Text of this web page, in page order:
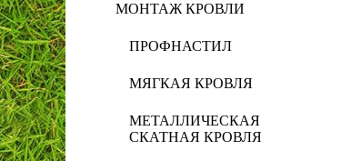
МОНТАЖ КРОВЛИ
ПРОФНАСТИЛ
МЯГКАЯ КРОВЛЯ
МЕТАЛЛИЧЕСКАЯ
СКАТНАЯ КРОВЛЯ